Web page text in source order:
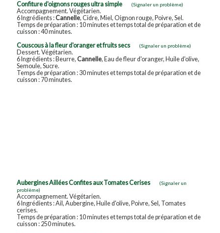
Confiture d'oignons rouges ultra simple
(Signaler un problème)
Accompagnement. Végétarien.
6 Ingrédients :Cannelle, Cidre, Miel, Oignon rouge, Poivre, Sel.
Temps de préparation : 10 minutes et temps total de préparation et de
cuisson : 40 minutes.
Couscous à la fleur d'oranger et fruits secs
(Signaler un problème)
Dessert. Végétarien.
6 Ingrédients : Beurre, Cannelle, Eau de fleur d'oranger, Huile d'olive,
Semoule, Sucre.
Temps de préparation : 30 minutes et temps total de préparation et de
cuisson : 70 minutes.
Aubergines Aillées Confites aux Tomates Cerises
(Signaler un
problème)
Accompagnement. Végétarien.
6 Ingrédients : Ail, Aubergine, Huile d'olive, Poivre, Sel, Tomates
cerises.
Temps de préparation : 10 minutes et temps total de préparation et de
cuisson : 250 minutes.